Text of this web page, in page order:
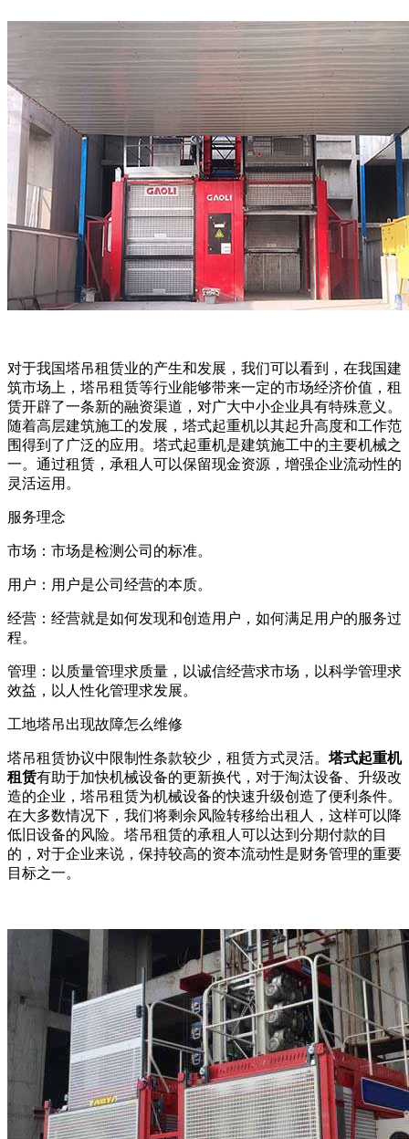
对于我国塔吊租赁业的产生和发展，我们可以看到，在我国建
筑市场上，塔吊租赁等行业能够带来一定的市场经济价值，租
赁开辟了一条新的融资渠道，对广大中小企业具有特殊意义。
随着高层建筑施工的发展，塔式起重机以其起升高度和工作范
围得到了广泛的应用。塔式起重机是建筑施工中的主要机械之
一。通过租赁，承租人可以保留现金资源，增强企业流动性的
灵活运用。
服务理念
市场：市场是检测公司的标准。
用户：用户是公司经营的本质。
经营：经营就是如何发现和创造用户，如何满足用户的服务过
程。
管理：以质量管理求质量，以诚信经营求市场，以科学管理求
效益，以人性化管理求发展。
工地塔吊出现故障怎么维修
塔吊租赁协议中限制性条款较少，租赁方式灵活。 塔式起重机
租赁有助于加快机械设备的更新换代，对于淘汰设备、升级改
造的企业，塔吊租赁为机械设备的快速升级创造了便利条件。
在大多数情况下，我们将剩余风险转移给出租人，这样可以降
低旧设备的风险。塔吊租赁的承租人可以达到分期付款的目
的，对于企业来说，保持较高的资本流动性是财务管理的重要
目标之一。